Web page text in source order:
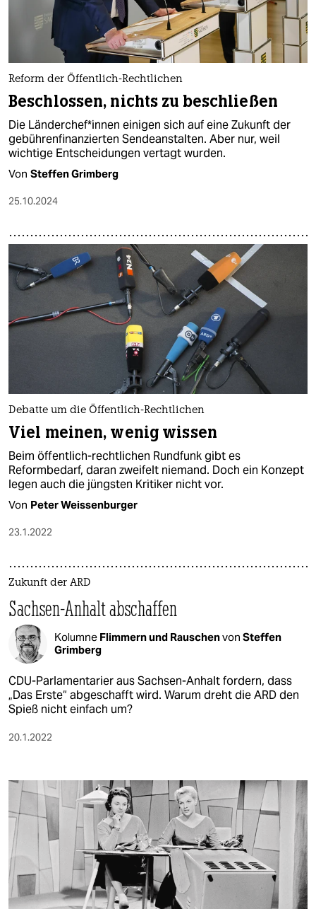
Reform der Öffentlich-Rechtlichen
Beschlossen, nichts zu beschließen
Die Län­der­che­f*in­nen einigen sich auf eine Zukunft der
gebührenfinanzierten Sendeanstalten. Aber nur, weil
wichtige Entscheidungen vertagt wurden.
Von Steffen Grimberg
25.10.2024
Debatte um die Öffentlich-Rechtlichen
Viel meinen, wenig wissen
Beim öffentlich-rechtlichen Rundfunk gibt es
Reformbedarf, daran zweifelt niemand. Doch ein Konzept
legen auch die jüngsten Kritiker nicht vor.
Von Peter Weissenburger
23.1.2022
Zukunft der ARD
Sachsen-Anhalt abschaffen
Kolumne Flimmern und Rauschenvon Steffen
Grimberg
CDU-Parlamentarier aus Sachsen-Anhalt fordern, dass
„Das Erste“ abgeschafft wird. Warum dreht die ARD den
Spieß nicht einfach um?
20.1.2022